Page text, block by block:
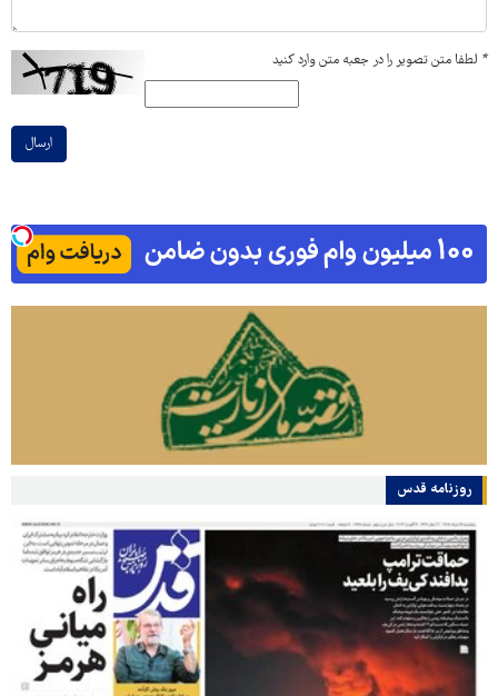
* لطفا متن تصویر را در جعبه متن وارد کنید
ارسال
روزنامه قدس